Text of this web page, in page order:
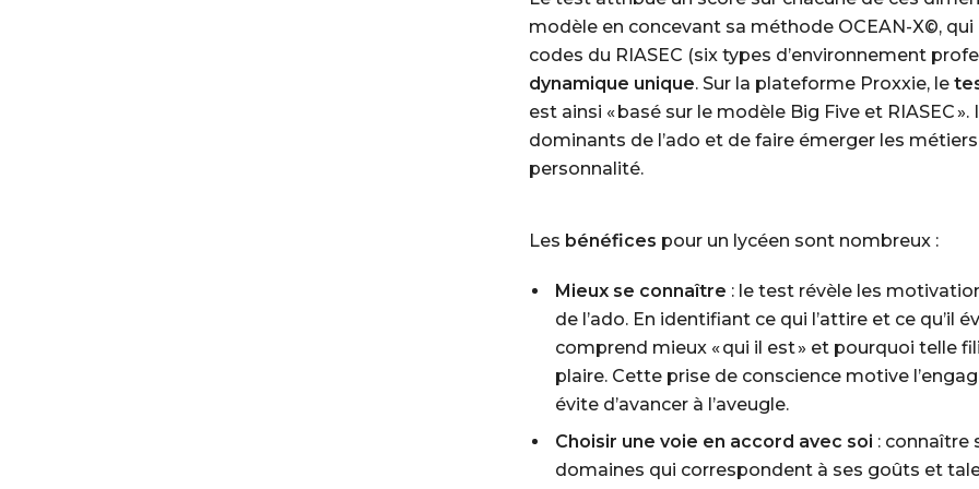
modèle en concevant sa méthode OCEAN-X©,
codes du RIASEC (six types d’environnement
dynamique unique. Sur la plateforme Proxxie, le
est ainsi « basé sur le modèle Big Five et RIASEC
dominants de l’ado et de faire émerger les
personnalité.
Les bénéfices pour un lycéen sont nombreux :
Mieux se connaître : le test révèle les
de l’ado. En identifiant ce qui l’attire et ce qu’il
comprend mieux « qui il est » et pourquoi telle
plaire. Cette prise de conscience motive
évite d’avancer à l’aveugle.
Choisir une voie en accord avec soi : connaître
domaines qui correspondent à ses goûts et